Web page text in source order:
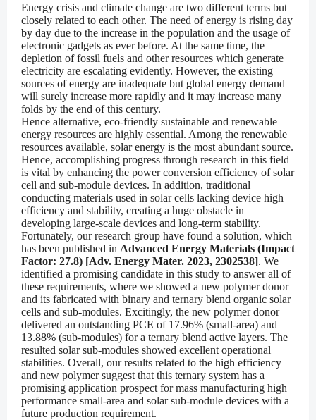
Energy crisis and climate change are two different terms but
closely related to each other. The need of energy is rising day
by day due to the increase in the population and the usage of
electronic gadgets as ever before. At the same time, the
depletion of fossil fuels and other resources which generate
electricity are escalating evidently. However, the existing
sources of energy are inadequate but global energy demand
will surely increase more rapidly and it may increase many
folds by the end of this century.
Hence alternative, eco-friendly sustainable and renewable
energy resources are highly essential. Among the renewable
resources available, solar energy is the most abundant source.
Hence, accomplishing progress through research in this field
is vital by enhancing the power conversion efficiency of solar
cell and sub-module devices. In addition, traditional
conducting materials used in solar cells lacking device high
efficiency and stability, creating a huge obstacle in
developing large-scale devices and long-term stability.
Fortunately, our research group have found a solution, which
has been published in Advanced Energy Materials (Impact
Factor: 27.8) [Adv. Energy Mater. 2023, 2302538]. We
identified a promising candidate in this study to answer all of
these requirements, where we showed a new polymer donor
and its fabricated with binary and ternary blend organic solar
cells and sub-modules. Excitingly, the new polymer donor
delivered an outstanding PCE of 17.96% (small-area) and
13.88% (sub-modules) for a ternary blend active layers. The
resulted solar sub-modules showed excellent operational
stabilities. Overall, our results related to the high efficiency
and new polymer suggest that this ternary system has a
promising application prospect for mass manufacturing high
performance small-area and solar sub-module devices with a
future production requirement.